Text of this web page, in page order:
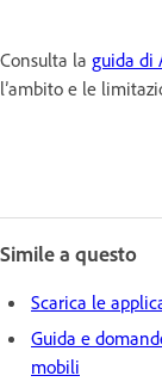
Consulta la guida di
l’ambito e le
Simile a questo
Scarica le
Guida e
mobili